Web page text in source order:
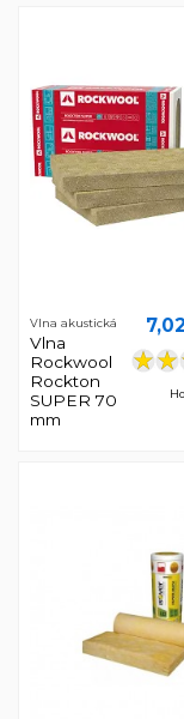
Vlna akustická
Vlna
Rockwool
Rockton
SUPER 70
mm